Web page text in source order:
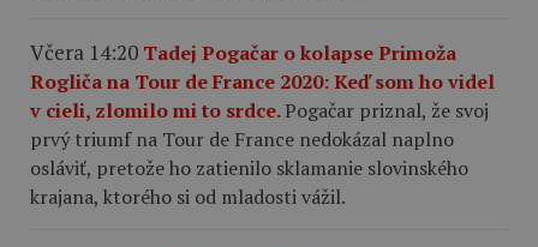
Včera 14:20 Tadej Pogačar o kolapse Primoža
Rogliča na Tour de France 2020: Keď som ho videl
v cieli, zlomilo mi to srdce.Pogačar priznal, že svoj
prvý triumf na Tour de France nedokázal naplno
osláviť, pretože ho zatienilo sklamanie slovinského
krajana, ktorého si od mladosti vážil.